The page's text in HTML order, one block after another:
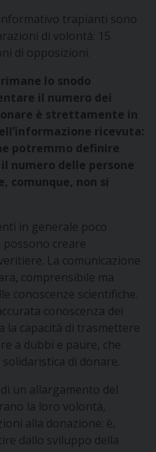
trapianti sono
di volontà: 15
di opposizioni.
lo snodo
il numero dei
è strettamente in
ricevuta:
potremmo definire
numero delle persone
comunque, non si
in generale poco
creare
La comunicazione
comprensibile ma
conoscenze scientifiche.
conoscenza dei
la capacità di trasmettere
a dubbi e paure, che
di donare.
un allargamento del
la loro volontà,
alla donazione: è,
dallo sviluppo della